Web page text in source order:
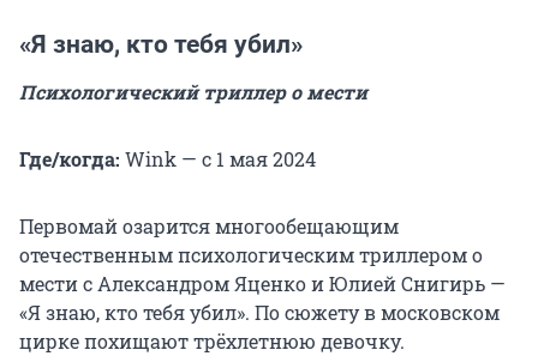
«Я знаю, кто тебя убил»
Психологический триллер о мести
Где/когда: Wink — с 1 мая 2024
Первомай озарится многообещающим
отечественным психологическим триллером о
мести с Александром Яценко и Юлией Снигирь —
«Я знаю, кто тебя убил». По сюжету в московском
цирке похищают трёхлетнюю девочку.